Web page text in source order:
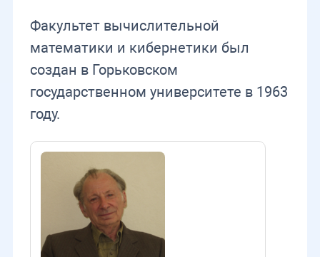
Факультет вычислительной
математики и кибернетики был
создан в Горьковском
государственном университете в 1963
году.